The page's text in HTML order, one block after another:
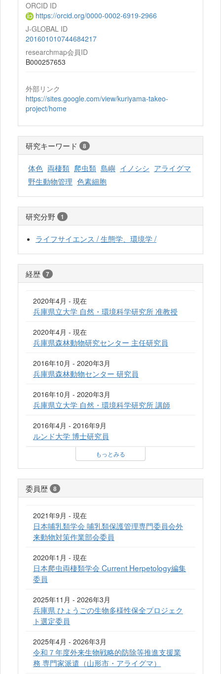
ORCID ID
https://orcid.org/0000-0002-6919-2966
J-GLOBAL ID
201601010744684217
researchmap会員ID
B000257653
外部リンク
https://sites.google.com/view/kuriyama-takeo-
project/home
研究キーワード 8
体色 両棲類 爬虫類 島嶼 イノシシ アライグマ
野生動物管理 色素細胞
研究分野 1
ライフサイエンス / 生態学、環境学 /
経歴 7
2020年4月 - 現在
兵庫県立大学 自然・環境科学研究所 准教授
2020年4月 - 現在
兵庫県森林動物研究センター 主任研究員
2016年10月 - 2020年3月
兵庫県森林動物センター 研究員
2016年10月 - 2020年3月
兵庫県立大学 自然・環境科学研究所 講師
2016年4月 - 2016年9月
ルンド大学 博士研究員
もっとみる
委員歴 8
2021年9月 - 現在
日本哺乳類学会 哺乳類保護管理専門委員会外
来動物対策作業部会委員
2020年1月 - 現在
日本爬虫両棲類学会 Current Herpetology編集
委員
2025年11月 - 2026年3月
兵庫県 ひょうごの生物多様性保全プロジェク
ト選定委員
2025年4月 - 2026年3月
令和７年度外来生物戦略的防除等推進支援業
務 専門家派遣（山形市・アライグマ）